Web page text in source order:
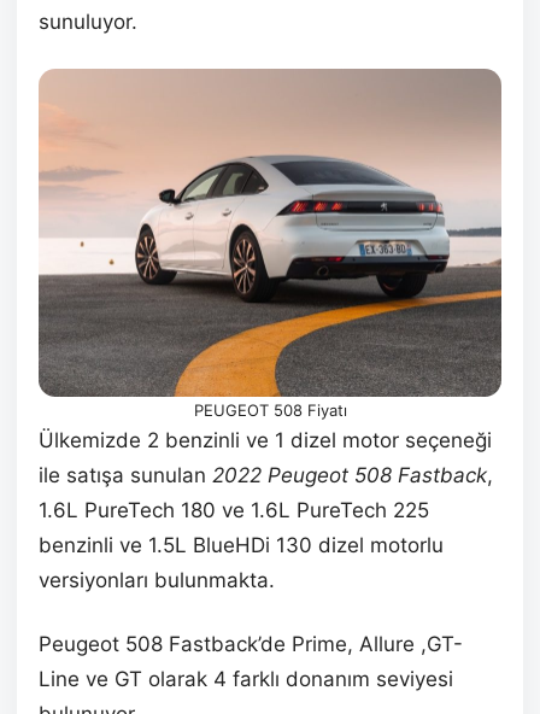
sunuluyor.
PEUGEOT 508 Fiyatı
Ülkemizde 2 benzinli ve 1 dizel motor seçeneği
ile satışa sunulan 2022 Peugeot 508 Fastback,
1.6L PureTech 180 ve 1.6L PureTech 225
benzinli ve 1.5L BlueHDi 130 dizel motorlu
versiyonları bulunmakta.
Peugeot 508 Fastback’de Prime, Allure ,GT-
Line ve GT olarak 4 farklı donanım seviyesi